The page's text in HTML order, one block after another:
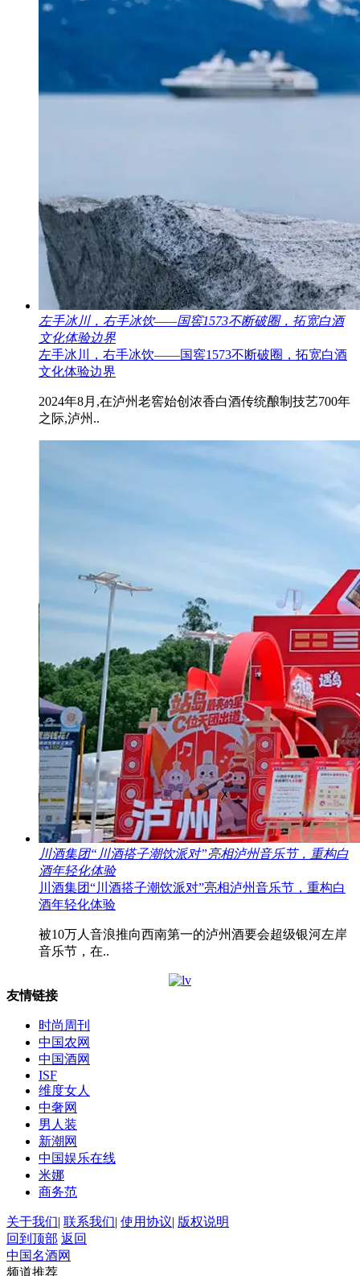
左手冰川，右手冰饮——国窖1573不断破圈，拓宽白酒
文化体验边界
左手冰川，右手冰饮——国窖1573不断破圈，拓宽白酒
文化体验边界
2024年8月,在泸州老窖始创浓香白酒传统酿制技艺700年
之际,泸州..
川酒集团“川酒搭子潮饮派对”亮相泸州音乐节，重构白
酒年轻化体验
川酒集团“川酒搭子潮饮派对”亮相泸州音乐节，重构白
酒年轻化体验
被10万人音浪推向西南第一的泸州酒要会超级银河左岸
音乐节，在..
友情链接
时尚周刊
中国农网
中国酒网
ISF
维度女人
中奢网
男人装
新潮网
中国娱乐在线
米娜
商务范
关于我们| 联系我们| 使用协议| 版权说明
回到顶部 返回
中国名酒网
频道推荐